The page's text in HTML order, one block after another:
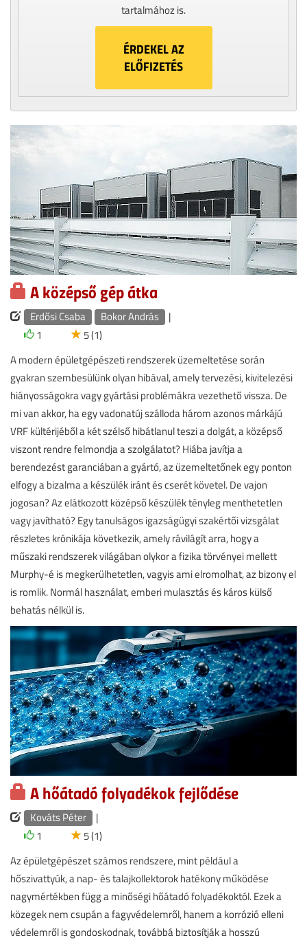
tartalmához is.
ÉRDEKEL AZ
ELŐFIZETÉS
A középső gép átka
Erdősi Csaba Bokor András
|
1
5 (1)
A modern épületgépészeti rendszerek üzemeltetése során
gyakran szembesülünk olyan hibával, amely tervezési, kivitelezési
hiányosságokra vagy gyártási problémákra vezethető vissza. De
mi van akkor, ha egy vadonatúj szálloda három azonos márkájú
VRF kültérijéből a két szélső hibátlanul teszi a dolgát, a középső
viszont rendre felmondja a szolgálatot? Hiába javítja a
berendezést garanciában a gyártó, az üzemeltetőnek egy ponton
elfogy a bizalma a készülék iránt és cserét követel. De vajon
jogosan? Az elátkozott középső készülék tényleg menthetetlen
vagy javítható? Egy tanulságos igazságügyi szakértői vizsgálat
részletes krónikája következik, amely rávilágít arra, hogy a
műszaki rendszerek világában olykor a fizika törvényei mellett
Murphy-é is megkerülhetetlen, vagyis ami elromolhat, az bizony el
is romlik. Normál használat, emberi mulasztás és káros külső
behatás nélkül is.
A hőátadó folyadékok fejlődése
Kováts Péter
|
1
5 (1)
Az épületgépészet számos rendszere, mint például a
hőszivattyúk, a nap- és talajkollektorok hatékony működése
nagymértékben függ a minőségi hőátadó folyadékoktól. Ezek a
közegek nem csupán a fagyvédelemről, hanem a korrózió elleni
védelemről is gondoskodnak, továbbá biztosítják a hosszú